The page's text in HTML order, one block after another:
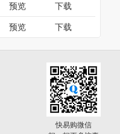
预览 下载
预览 下载
快易购微信